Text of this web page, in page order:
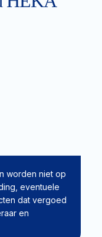
worden niet op
eventuele
dat vergoed
en